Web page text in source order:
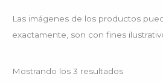
Las imágenes de los productos
exactamente, son con fines
Mostrando los 3 resultados